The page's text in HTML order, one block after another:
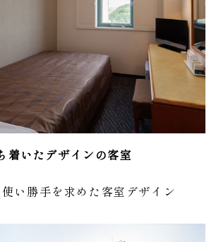
着いたデザインの客室
い勝手を求めた客室デザイン